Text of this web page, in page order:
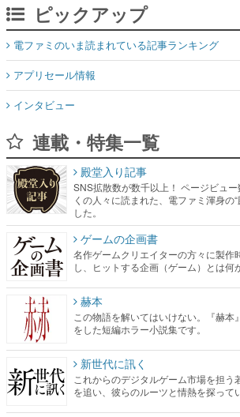
ピックアップ
電ファミのいま読まれている記事ランキング
アプリセール情報
インタビュー
連載・特集一覧
殿堂入り記事
SNS拡散数が数千以上！ ページビュ
くの人々に読まれた、電ファミ渾身の
した。
ゲームの企画書
名作ゲームクリエイターの方々に製作
し、ヒットする企画（ゲーム）とは何
赫本
この物語を解いてはいけない。『赫本
をした短編ホラー小説集です。
新世代に訊く
これからのデジタルゲーム市場を担う
を追い、彼らのルーツと情熱を探って